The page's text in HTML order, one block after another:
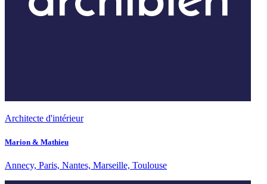
Architecte d'intérieur
Marion & Mathieu
Annecy, Paris, Nantes, Marseille, Toulouse